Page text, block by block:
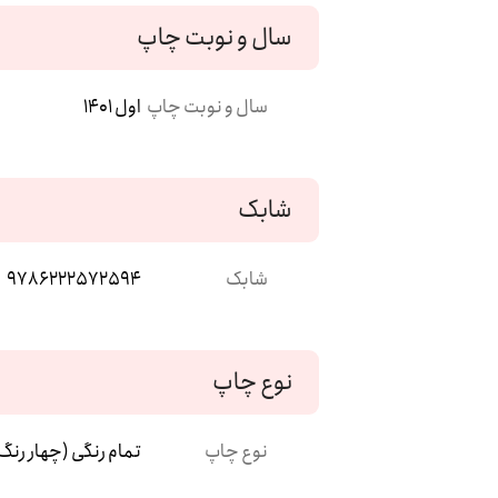
سال و نوبت چاپ
سال و نوبت چاپ اول 1401
شابک
شابک 9786222572594
نوع چاپ
نوع چاپ تمام رنگی (چهار